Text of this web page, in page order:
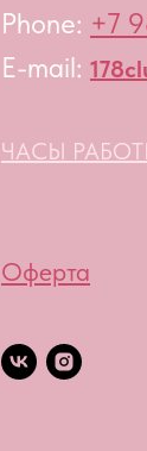
Phone: +7
E-mail:
ЧАСЫ
Оферта